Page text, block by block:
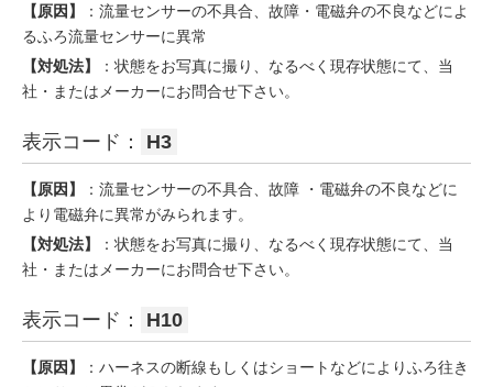
【原因】
：流量センサーの不具合、故障・電磁弁の不良などによ
るふろ流量センサーに異常
【対処法】
：状態をお写真に撮り、なるべく現存状態にて、当
社・またはメーカーにお問合せ下さい。
表示コード： H3
【原因】
：流量センサーの不具合、故障 ・電磁弁の不良などに
より電磁弁に異常がみられます。
【対処法】
：状態をお写真に撮り、なるべく現存状態にて、当
社・またはメーカーにお問合せ下さい。
表示コード： H10
【原因】
：ハーネスの断線もしくはショートなどによりふろ往き